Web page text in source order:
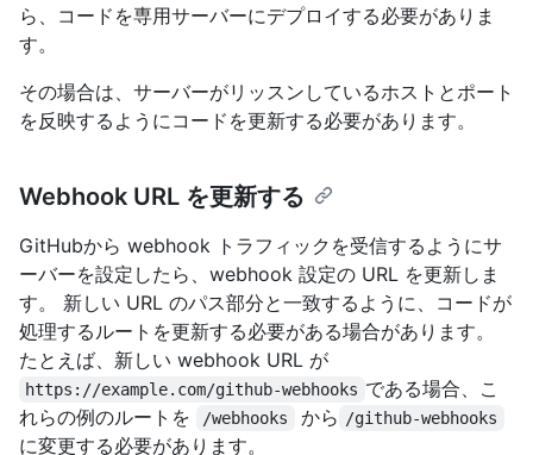
ら、コードを専用サーバーにデプロイする必要がありま
す。
その場合は、サーバーがリッスンしているホストとポート
を反映するようにコードを更新する必要があります。
Webhook URL を更新する
GitHubから webhook トラフィックを受信するようにサ
ーバーを設定したら、webhook 設定の URL を更新しま
す。 新しい URL のパス部分と一致するように、コードが
処理するルートを更新する必要がある場合があります。
たとえば、新しい webhook URL が
https://example.com/github-webhooks である場合、こ
れらの例のルートを
/webhooks から /github-webhooks
に変更する必要があります。